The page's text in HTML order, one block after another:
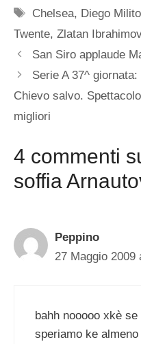
Tag
Chelsea, Diego Milito
Twente, Zlatan
San Siro applaude
Serie A 37^
Chievo salvo.
migliori
4 commenti
soffia
Peppino
27 Maggio 2009
bahh nooooo xkè
speriamo ke